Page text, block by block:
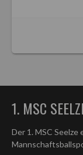
1. MSC
Der 1. MSC